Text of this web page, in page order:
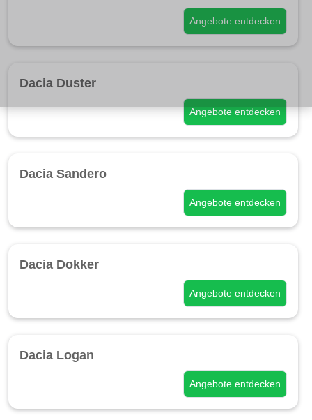
Angebote entdecken
Dacia Duster
Angebote entdecken
Dacia Sandero
Angebote entdecken
Dacia Dokker
Angebote entdecken
Dacia Logan
Angebote entdecken